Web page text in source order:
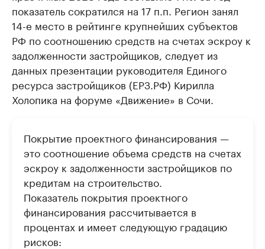
показатель сократился на 17 п.п. Регион занял
14-е место в рейтинге крупнейших субъектов
РФ по соотношению средств на счетах эскроу к
задолженности застройщиков, следует из
данных презентации руководителя Единого
ресурса застройщиков (ЕРЗ.РФ) Кирилла
Холопика на форуме «Движение» в Сочи.
Покрытие проектного финансирования —
это соотношение объема средств на счетах
эскроу к задолженности застройщиков по
кредитам на строительство.
Показатель покрытия проектного
финансирования рассчитывается в
процентах и имеет следующую градацию
рисков: